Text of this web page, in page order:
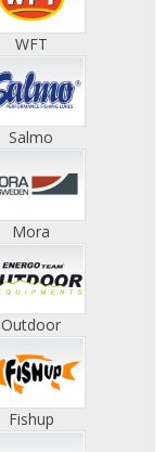
WFT
Salmo
Mora
Outdoor
Fishup